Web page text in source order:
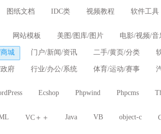
图纸文档 IDC类 视频教程 软件工具
网站模板 美图/图库/图片 电影/视频/音
城 门户/新闻/资讯 二手/黄页/分类
府 行业/办公/系统 体育/运动/赛事
Ecshop Phpwind Phpcms
VC＋＋ Java VB object-c